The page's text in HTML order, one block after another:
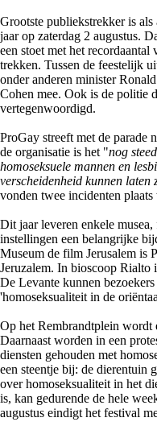
Grootste publiekstrekker is
jaar op zaterdag 2 augustus.
een stoet met het
trekken. Tussen de feestelijk
onder anderen minister
Cohen mee. Ook is de politie
vertegenwoordigd.
ProGay streeft met de parade
de organisatie is het "nog
homoseksuele mannen en
verscheidenheid kunnen laten
vonden twee incidenten
Dit jaar leveren enkele
instellingen een belangrijke
Museum de film Jerusalem is
Jeruzalem. In bioscoop
De Levante kunnen
'homoseksualiteit in de
Op het Rembrandtplein wordt
Daarnaast worden in een
diensten gehouden met
een steentje bij: de dierentuin
over homoseksualiteit in het
is, kan gedurende de hele
augustus eindigt het festival